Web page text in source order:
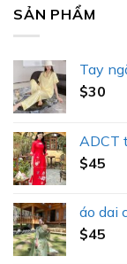
SẢN PHẨM
Tay
$30
ADCT
$45
áo dai
$45